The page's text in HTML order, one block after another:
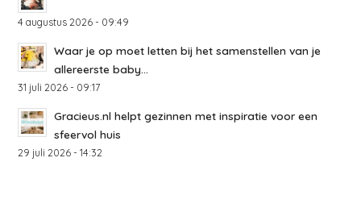
4 augustus 2026 - 09:49
Waar je op moet letten bij het samenstellen van je
allereerste baby...
31 juli 2026 - 09:17
Gracieus.nl helpt gezinnen met inspiratie voor een
sfeervol huis
29 juli 2026 - 14:32